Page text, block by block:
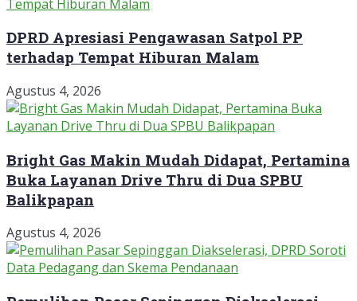
DPRD Apresiasi Pengawasan Satpol PP
terhadap Tempat Hiburan Malam
Agustus 4, 2026
Bright Gas Makin Mudah Didapat, Pertamina
Buka Layanan Drive Thru di Dua SPBU
Balikpapan
Agustus 4, 2026